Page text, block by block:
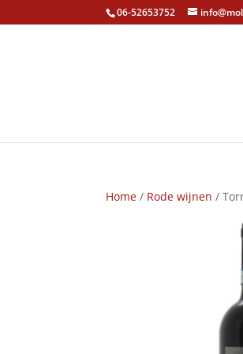
06-52653752
Home / Rode wijnen /